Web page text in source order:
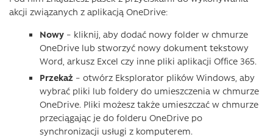
akcji związanych z aplikacją OneDrive:
Nowy – kliknij, aby dodać nowy folder w chmurze
OneDrive lub stworzyć nowy dokument tekstowy
Word, arkusz Excel czy inne pliki aplikacji Office 365.
Przekaż – otwórz Eksplorator plików Windows, aby
wybrać pliki lub foldery do umieszczenia w chmurze
OneDrive. Pliki możesz także umieszczać w chmurze
przeciągając je do folderu OneDrive po
synchronizacji usługi z komputerem.